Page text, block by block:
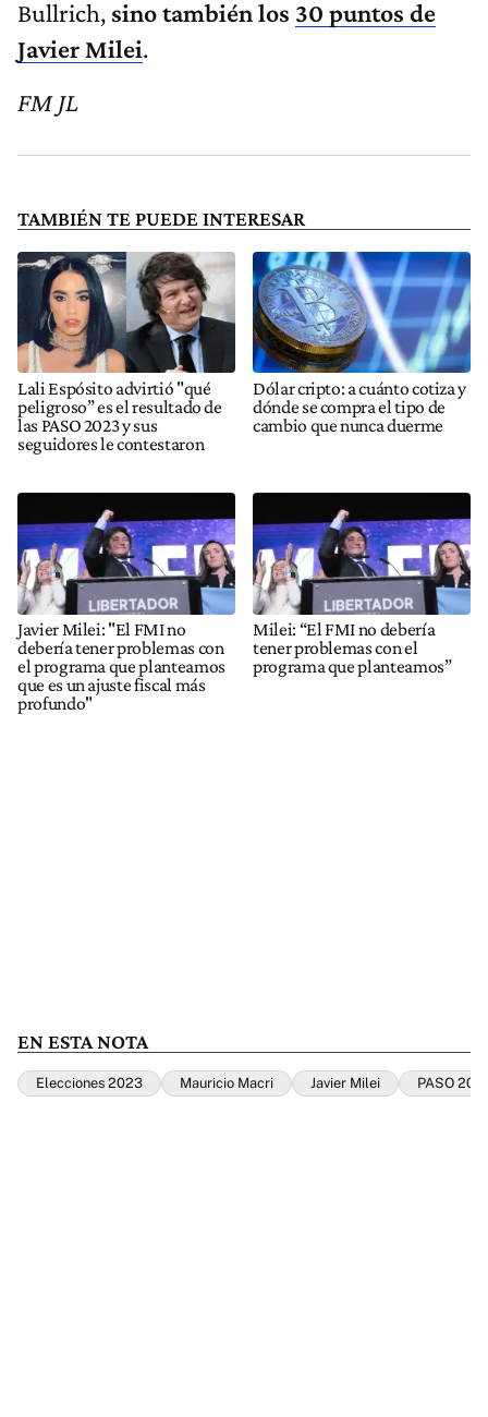
Bullrich, sino también los 30 puntos de
Javier Milei.
FM JL
TAMBIÉN TE PUEDE INTERESAR
Lali Espósito advirtió "qué
peligroso” es el resultado de
las PASO 2023 y sus
seguidores le contestaron
Dólar cripto: a cuánto cotiza y
dónde se compra el tipo de
cambio que nunca duerme
Javier Milei: "El FMI no
debería tener problemas con
el programa que planteamos
que es un ajuste fiscal más
profundo"
Milei: “El FMI no debería
tener problemas con el
programa que planteamos”
EN ESTA NOTA
Elecciones 2023 Mauricio Macri Javier Milei PASO